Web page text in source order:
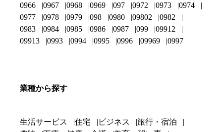
0966
0967 0968 0969 097 0972 0973
0974
0977
0978 0979 098 0980 09802
0982
0983
0984 0985 0986 0987 099
09912
09913
0993 0994 0995 0996 09969 0997
業種から探す
生活サービス 住宅 ビジネス
旅行・宿泊